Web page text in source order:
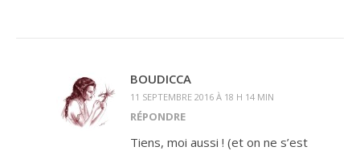
BOUDICCA
11 SEPTEMBRE 2016 À 18 H 14 MIN
RÉPONDRE
Tiens, moi aussi ! (et on ne s’est